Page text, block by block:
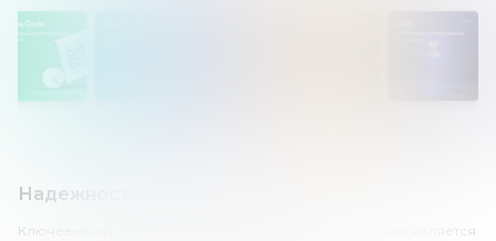
Надежность платформы «Куна»
Ключевым критерием выбора криптовалютной биржи является